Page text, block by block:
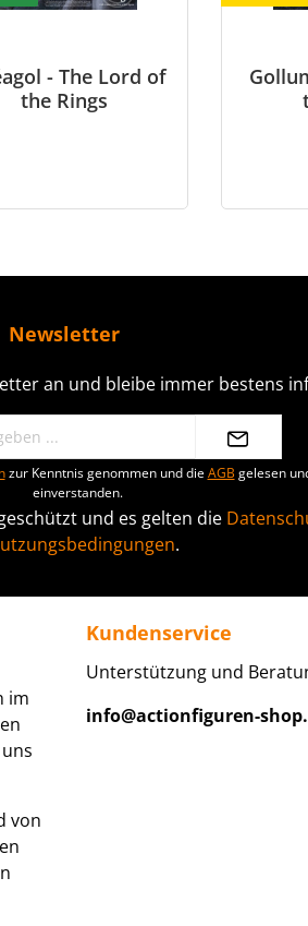
- The Lord of
the Rings
Newsletter
an und bleibe immer bestens
zur Kenntnis genommen und dieAGB gelesen
einverstanden.
und es gelten die
.
im
von
Kundenservice
Unterstützung und
info@actionfiguren-